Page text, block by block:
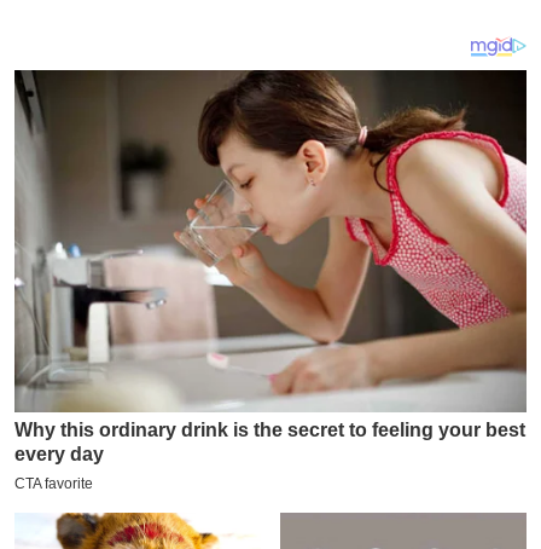
ट
खे
ल
P
L
2
2
6